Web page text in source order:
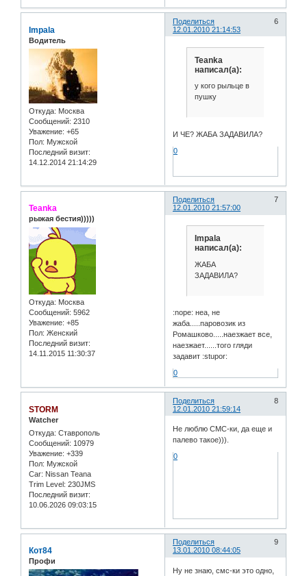
Поделиться
6
12.01.2010 21:14:53
Impala
Водитель
Откуда: Москва
Сообщений: 2310
Уважение: +65
Пол: Мужской
Последний визит:
14.12.2014 21:14:29
Teanka
написал(а):
у кого рыльце в
пушку
И ЧЕ? ЖАБА ЗАДАВИЛА?
0
Поделиться
7
12.01.2010 21:57:00
Teanka
рыжая бестия)))))
Откуда: Москва
Сообщений: 5962
Уважение: +85
Пол: Женский
Последний визит:
14.11.2015 11:30:37
Impala
написал(а):
ЖАБА
ЗАДАВИЛА?
:nope: неа, не
жаба.....паровозик из
Ромашково.....наезжает все,
наезжает......того гляди
задавит :stupor:
0
Поделиться
8
12.01.2010 21:59:14
STORM
Watcher
Откуда: Ставрополь
Сообщений: 10979
Уважение: +339
Пол: Мужской
Car: Nissan Teana
Trim Level: 230JMS
Последний визит:
10.06.2026 09:03:15
Не люблю СМС-ки, да еще и
палево такое))).
0
Поделиться
9
13.01.2010 08:44:05
Кот84
Профи
Ну не знаю, смс-ки это одно,